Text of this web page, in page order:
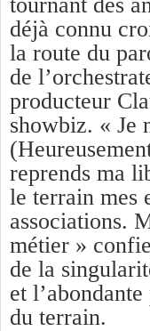
déjà connu
la route du
de
producteur
showbiz. « Je
reprends ma
le terrain mes
associations.
métier »
de la
et
du terrain.